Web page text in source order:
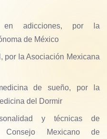
en adicciones, por la
de México
por la Asociación Mexicana
de sueño, por la
del Dormir
y técnicas de
Mexicano de